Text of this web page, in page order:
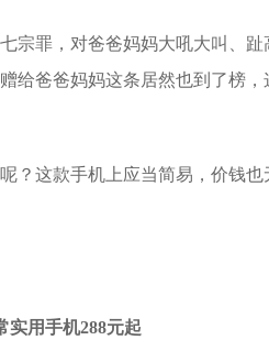
宗罪，对爸爸妈妈大吼大叫、
给爸爸妈妈这条居然也到了榜
？这款手机上应当简易，价钱